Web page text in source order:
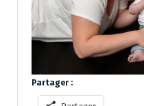
Partager :